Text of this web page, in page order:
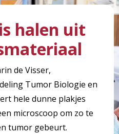
halen uit
de Visser,
Tumor Biologie en
hele dunne plakjes
microscoop om zo te
tumor gebeurt.